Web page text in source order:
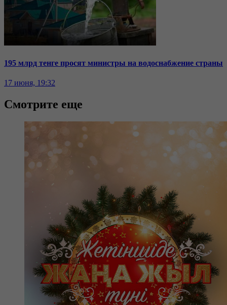
195 млрд тенге просят министры на водоснабжение страны
17 июня, 19:32
Смотрите еще